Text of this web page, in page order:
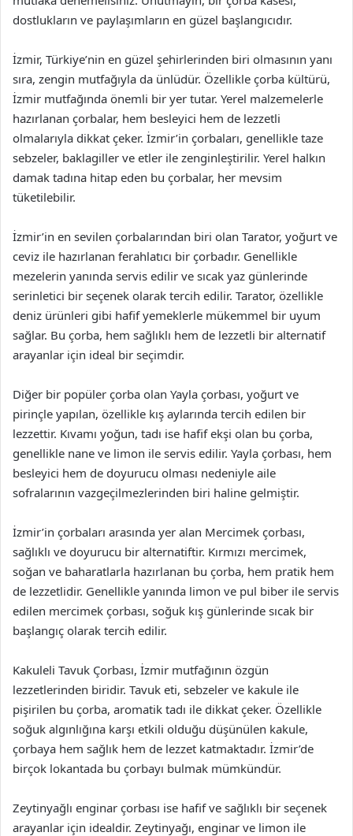
dostlukların ve paylaşımların en güzel başlangıcıdır.
İzmir, Türkiye’nin en güzel şehirlerinden biri olmasının yanı
sıra, zengin mutfağıyla da ünlüdür. Özellikle çorba kültürü,
İzmir mutfağında önemli bir yer tutar. Yerel malzemelerle
hazırlanan çorbalar, hem besleyici hem de lezzetli
olmalarıyla dikkat çeker. İzmir’in çorbaları, genellikle taze
sebzeler, baklagiller ve etler ile zenginleştirilir. Yerel halkın
damak tadına hitap eden bu çorbalar, her mevsim
tüketilebilir.
İzmir’in en sevilen çorbalarından biri olan Tarator, yoğurt ve
ceviz ile hazırlanan ferahlatıcı bir çorbadır. Genellikle
mezelerin yanında servis edilir ve sıcak yaz günlerinde
serinletici bir seçenek olarak tercih edilir. Tarator, özellikle
deniz ürünleri gibi hafif yemeklerle mükemmel bir uyum
sağlar. Bu çorba, hem sağlıklı hem de lezzetli bir alternatif
arayanlar için ideal bir seçimdir.
Diğer bir popüler çorba olan Yayla çorbası, yoğurt ve
pirinçle yapılan, özellikle kış aylarında tercih edilen bir
lezzettir. Kıvamı yoğun, tadı ise hafif ekşi olan bu çorba,
genellikle nane ve limon ile servis edilir. Yayla çorbası, hem
besleyici hem de doyurucu olması nedeniyle aile
sofralarının vazgeçilmezlerinden biri haline gelmiştir.
İzmir’in çorbaları arasında yer alan Mercimek çorbası,
sağlıklı ve doyurucu bir alternatiftir. Kırmızı mercimek,
soğan ve baharatlarla hazırlanan bu çorba, hem pratik hem
de lezzetlidir. Genellikle yanında limon ve pul biber ile servis
edilen mercimek çorbası, soğuk kış günlerinde sıcak bir
başlangıç olarak tercih edilir.
Kakuleli Tavuk Çorbası, İzmir mutfağının özgün
lezzetlerinden biridir. Tavuk eti, sebzeler ve kakule ile
pişirilen bu çorba, aromatik tadı ile dikkat çeker. Özellikle
soğuk algınlığına karşı etkili olduğu düşünülen kakule,
çorbaya hem sağlık hem de lezzet katmaktadır. İzmir’de
birçok lokantada bu çorbayı bulmak mümkündür.
Zeytinyağlı enginar çorbası ise hafif ve sağlıklı bir seçenek
arayanlar için idealdir. Zeytinyağı, enginar ve limon ile